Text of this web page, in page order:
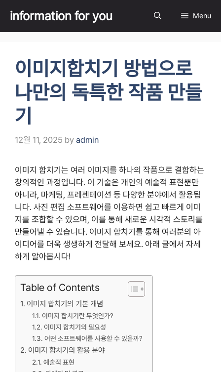
content
information for you Menu
이미지합치기 방법으로
나만의 독특한 작품 만들
기
12월 11, 2025 by admin
이미지 합치기는 여러 이미지를 하나의 작품으로 결합하는
창의적인 과정입니다. 이 기술은 개인의 예술적 표현뿐만
아니라, 마케팅, 프레젠테이션 등 다양한 분야에서 활용됩
니다. 사진 편집 소프트웨어를 이용하면 쉽고 빠르게 이미
지를 조합할 수 있으며, 이를 통해 새로운 시각적 스토리를
만들어낼 수 있습니다. 이미지 합치기를 통해 여러분의 아
이디어를 더욱 생생하게 전달해 보세요. 아래 글에서 자세
하게 알아봅시다!
Table of Contents
이미지 합치기의 기본 개념
이미지 합치기란 무엇인가?
이미지 합치기의 필요성
어떤 소프트웨어를 사용할 수 있을까?
이미지 합치기의 활용 분야
예술적 표현